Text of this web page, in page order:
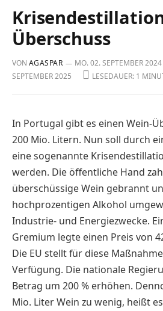
Überschuss
VON AGASPAR MO. 02. SEPTEMBER 2024
SEPTEMBER 2025
LESEDAUER: 1
In Portugal gibt es einen Wein-
200 Mio. Litern. Nun soll durch
eine sogenannte
werden. Die öffentliche Hand
überschüssige Wein gebrannt
hochprozentigen Alkohol
Industrie- und ­Energiezwecke.
Gremium legte einen Preis von
Die EU stellt für diese
Verfügung. Die nationale
Betrag um 200 % erhöhen.
Mio. ­Liter Wein zu wenig, heißt